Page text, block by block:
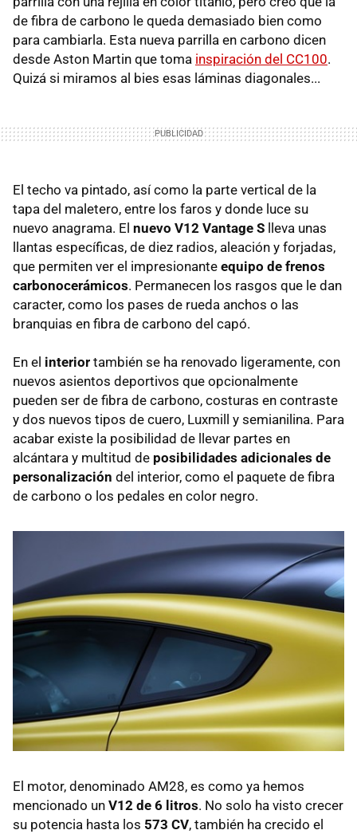
de fibra de carbono le queda demasiado bien como
para cambiarla. Esta nueva parrilla en carbono dicen
desde Aston Martin que toma inspiración del CC100.
Quizá si miramos al bies esas láminas diagonales...
El techo va pintado, así como la parte vertical de la
tapa del maletero, entre los faros y donde luce su
nuevo anagrama. El nuevo V12 Vantage S lleva unas
llantas específicas, de diez radios, aleación y forjadas,
que permiten ver el impresionante equipo de frenos
carbonocerámicos. Permanecen los rasgos que le dan
caracter, como los pases de rueda anchos o las
branquias en fibra de carbono del capó.
En el interior también se ha renovado ligeramente, con
nuevos asientos deportivos que opcionalmente
pueden ser de fibra de carbono, costuras en contraste
y dos nuevos tipos de cuero, Luxmill y semianilina. Para
acabar existe la posibilidad de llevar partes en
alcántara y multitud de posibilidades adicionales de
personalización del interior, como el paquete de fibra
de carbono o los pedales en color negro.
El motor, denominado AM28, es como ya hemos
mencionado un V12 de 6 litros. No solo ha visto crecer
su potencia hasta los 573 CV, también ha crecido el